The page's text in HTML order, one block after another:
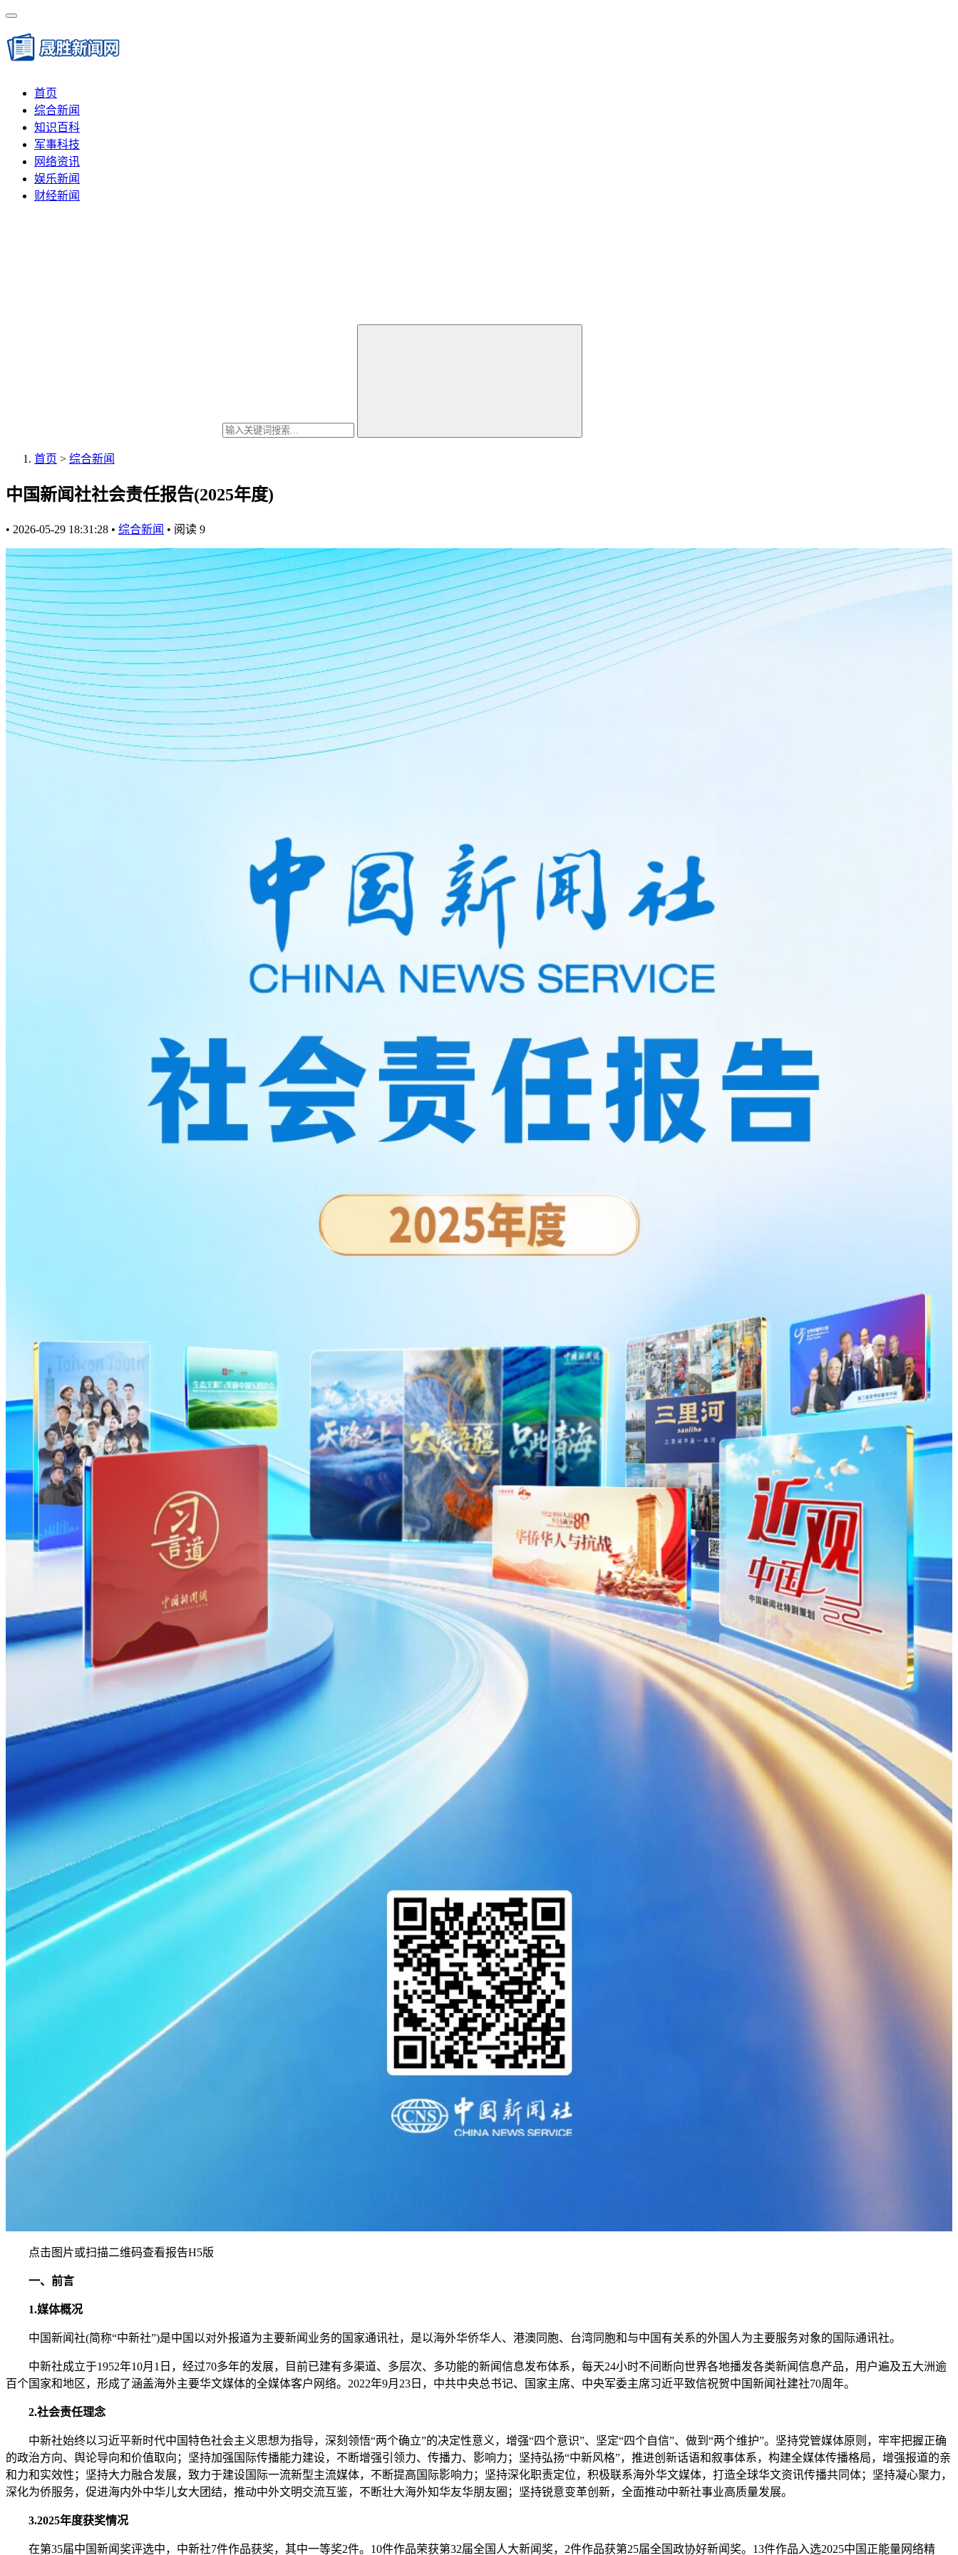
首页
综合新闻
知识百科
军事科技
网络资讯
娱乐新闻
财经新闻
首页 > 综合新闻
中国新闻社社会责任报告(2025年度)
• 2026-05-29 18:31:28 • 综合新闻 • 阅读 9
点击图片或扫描二维码查看报告H5版
一、前言
1.媒体概况
中国新闻社(简称“中新社”)是中国以对外报道为主要新闻业务的国家通讯社，是以海外华侨华人、港澳同胞、台湾同胞和与中国有关系的外国人为主要服务对象的国际通讯社。
中新社成立于1952年10月1日，经过70多年的发展，目前已建有多渠道、多层次、多功能的新闻信息发布体系，每天24小时不间断向世界各地播发各类新闻信息产品，用户遍及五大洲逾
百个国家和地区，形成了涵盖海外主要华文媒体的全媒体客户网络。2022年9月23日，中共中央总书记、国家主席、中央军委主席习近平致信祝贺中国新闻社建社70周年。
2.社会责任理念
中新社始终以习近平新时代中国特色社会主义思想为指导，深刻领悟“两个确立”的决定性意义，增强“四个意识”、坚定“四个自信”、做到“两个维护”。坚持党管媒体原则，牢牢把握正确
的政治方向、舆论导向和价值取向；坚持加强国际传播能力建设，不断增强引领力、传播力、影响力；坚持弘扬“中新风格”，推进创新话语和叙事体系，构建全媒体传播格局，增强报道的亲
和力和实效性；坚持大力融合发展，致力于建设国际一流新型主流媒体，不断提高国际影响力；坚持深化职责定位，积极联系海外华文媒体，打造全球华文资讯传播共同体；坚持凝心聚力，
深化为侨服务，促进海内外中华儿女大团结，推动中外文明交流互鉴，不断壮大海外知华友华朋友圈；坚持锐意变革创新，全面推动中新社事业高质量发展。
3.2025年度获奖情况
在第35届中国新闻奖评选中，中新社7件作品获奖，其中一等奖2件。10件作品荣获第32届全国人大新闻奖，2件作品获第25届全国政协好新闻奖。13件作品入选2025中国正能量网络精